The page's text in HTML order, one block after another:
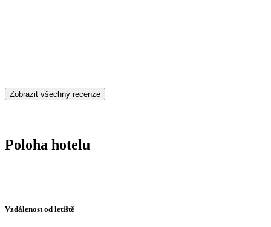
Zobrazit všechny recenze
Poloha hotelu
Vzdálenost od letiště